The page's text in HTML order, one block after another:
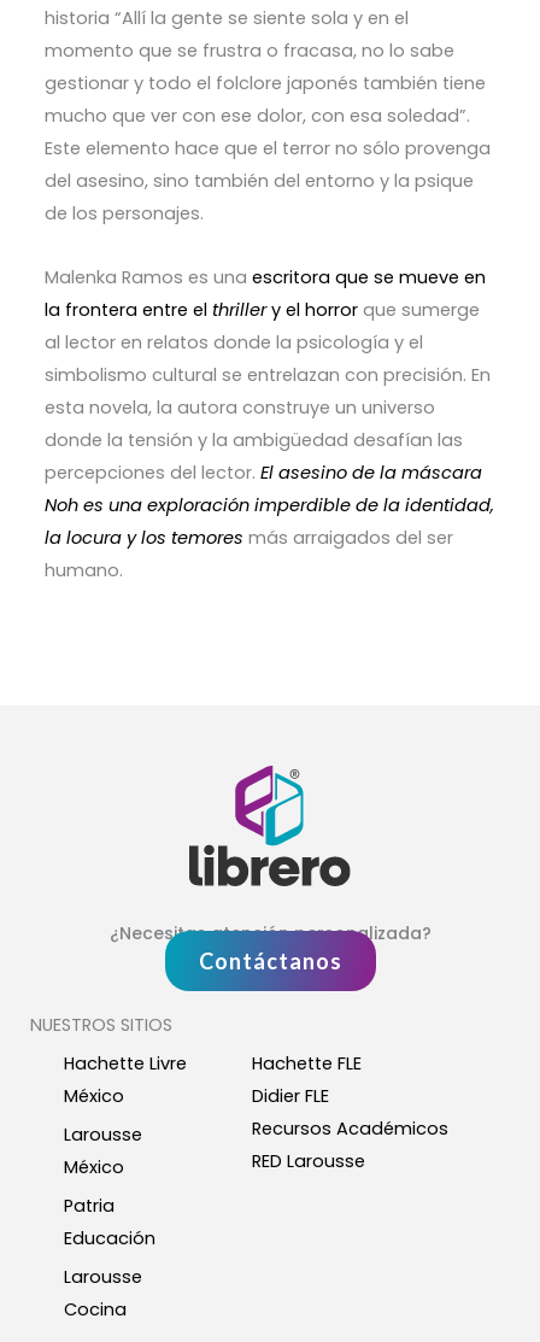
historia “Allí la gente se siente sola y en el
momento que se frustra o fracasa, no lo sabe
gestionar y todo el folclore japonés también tiene
mucho que ver con ese dolor, con esa soledad”.
Este elemento hace que el terror no sólo provenga
del asesino, sino también del entorno y la psique
de los personajes.
Malenka Ramos es una escritora que se mueve en
la frontera entre el thrillery el horrorque sumerge
al lector en relatos donde la psicología y el
simbolismo cultural se entrelazan con precisión. En
esta novela, la autora construye un universo
donde la tensión y la ambigüedad desafían las
percepciones del lector. El asesino de la máscara
Noh es una exploración imperdible de la identidad,
la locura y los temores más arraigados del ser
humano.
¿Necesitas atención personalizada?
Contáctanos
NUESTROS SITIOS
Hachette Livre
México
Larousse
México
Patria
Educación
Larousse
Cocina
Hachette FLE
Didier FLE
Recursos Académicos
RED Larousse